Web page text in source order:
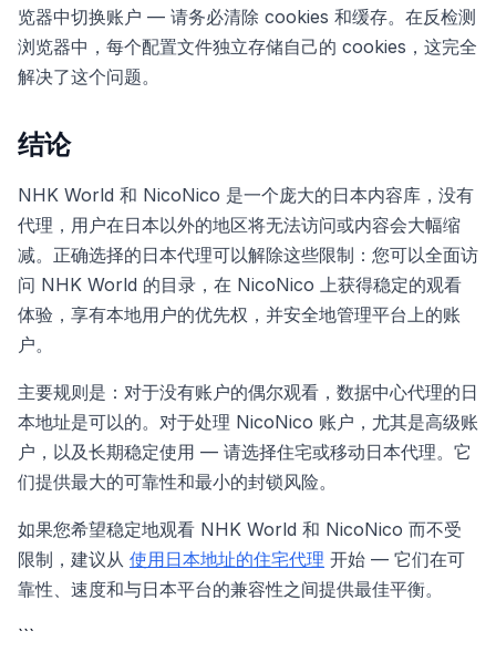
览器中切换账户 — 请务必清除 cookies 和缓存。在反检测
浏览器中，每个配置文件独立存储自己的 cookies，这完全
解决了这个问题。
结论
NHK World 和 NicoNico 是一个庞大的日本内容库，没有
代理，用户在日本以外的地区将无法访问或内容会大幅缩
减。正确选择的日本代理可以解除这些限制：您可以全面访
问 NHK World 的目录，在 NicoNico 上获得稳定的观看
体验，享有本地用户的优先权，并安全地管理平台上的账
户。
主要规则是：对于没有账户的偶尔观看，数据中心代理的日
本地址是可以的。对于处理 NicoNico 账户，尤其是高级账
户，以及长期稳定使用 — 请选择住宅或移动日本代理。它
们提供最大的可靠性和最小的封锁风险。
如果您希望稳定地观看 NHK World 和 NicoNico 而不受
限制，建议从 使用日本地址的住宅代理 开始 — 它们在可
靠性、速度和与日本平台的兼容性之间提供最佳平衡。
```